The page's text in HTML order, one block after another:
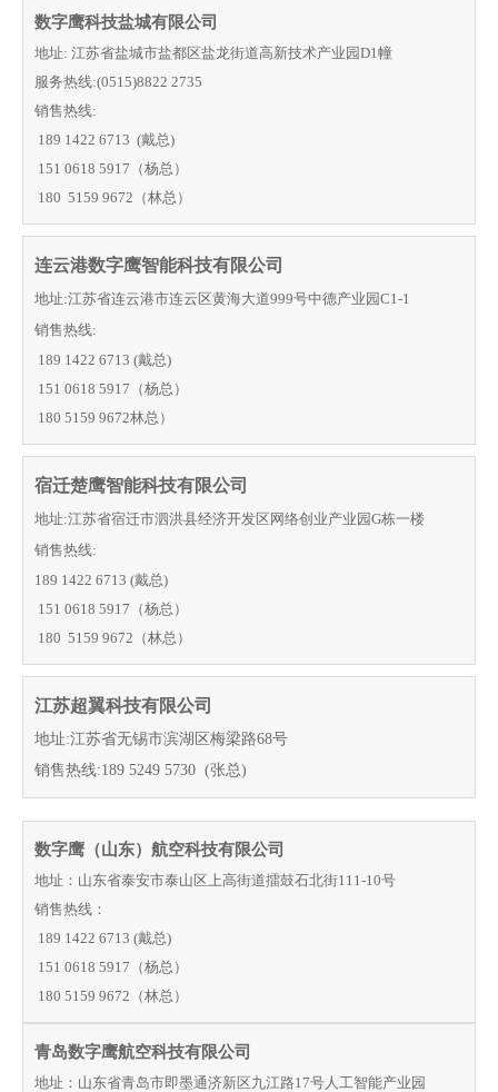
数字鹰科技盐城有限公司
地址: 江苏省盐城市盐都区盐龙街道高新技术产业园D1幢
服务热线:(0515)8822 2735
销售热线:
189 1422 6713 (戴总)
151 0618 5917（杨总）
180 5159 9672（林总）
连云港数字鹰智能科技有限公司
地址:江苏省连云港市连云区黄海大道999号中德产业园C1-1
销售热线:
189 1422 6713 (戴总)
151 0618 5917（杨总）
180 5159 9672林总）
宿迁楚鹰智能科技有限公司
地址:江苏省宿迁市泗洪县经济开发区网络创业产业园G栋一楼
销售热线:
189 1422 6713 (戴总)
151 0618 5917（杨总）
180 5159 9672 （林总）
江苏超翼科技有限公司
地址:江苏省无锡市滨湖区梅梁路68号
销售热线:189 5249 5730 (张总)
数字鹰（山东）航空科技有限公司
地址：山东省泰安市泰山区上高街道擂鼓石北街111-10号
销售热线：
189 1422 6713 (戴总)
151 0618 5917（杨总）
180 5159 9672（林总）
青岛数字鹰航空科技有限公司
地址：山东省青岛市即墨通济新区九江路17号人工智能产业园